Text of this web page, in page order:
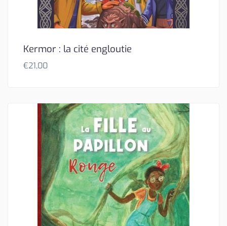
Kermor : la cité engloutie
€21,00